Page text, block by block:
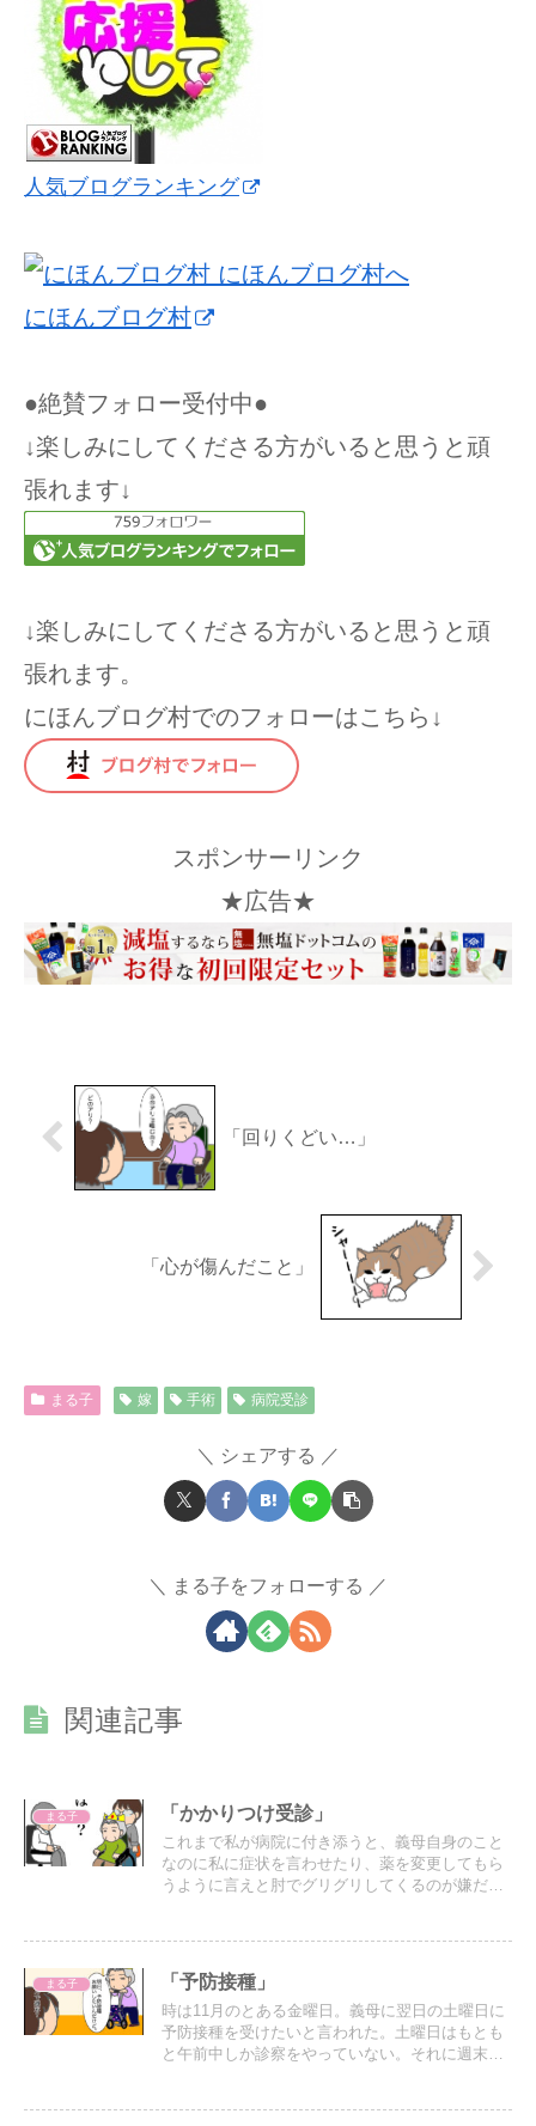
人気ブログランキング
にほんブログ村
●絶賛フォロー受付中●
↓楽しみにしてくださる方がいると思うと頑
張れます↓
↓楽しみにしてくださる方がいると思うと頑
張れます。
にほんブログ村でのフォローはこちら↓
スポンサーリンク
★広告★
「回りくどい…」
「心が傷んだこと」
まる子 嫁 手術 病院受診
シェアする
まる子をフォローする
関連記事
まる子 「かかりつけ受診」
これまで私が病院に付き添うと、義母自身のこと
なのに私に症状を言わせたり、薬を変更してもら
うように言えと肘でグリグリしてくるのが嫌だっ
まる子 「予防接種」
時は11月のとある金曜日。義母に翌日の土曜日に
予防接種を受けたいと言われた。土曜日はもとも
と午前中しか診察をやっていない。それに週末は